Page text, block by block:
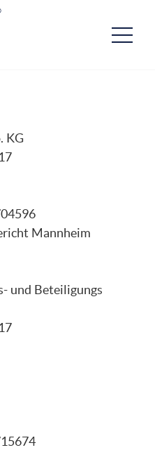
KG
Mannheim
und Beteiligungs